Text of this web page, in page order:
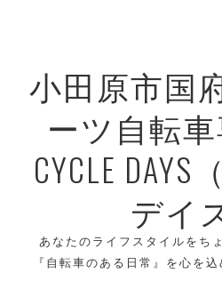
小田原市国
ーツ自転車
CYCLE
デイ
あなたのライフスタイルをち
『自転車のある日常』を心を